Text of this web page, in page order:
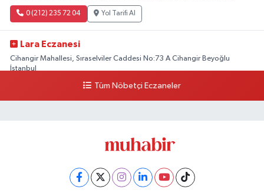
0 (212) 235 72 04 Yol Tarifi Al
Lara Eczanesi
Cihangir Mahallesi, Sıraselviler Caddesi No:73 A Cihangir Beyoğlu
İstanbul
Yol Tarifi Al
Tüm Nöbetçi Eczaneler